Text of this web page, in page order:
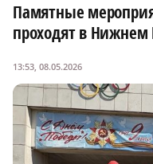
Памятные
проходят в Нижнем
13:53, 08.05.2026